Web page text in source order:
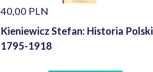
40,00 PLN
Kieniewicz Stefan: Historia Polski
1795-1918